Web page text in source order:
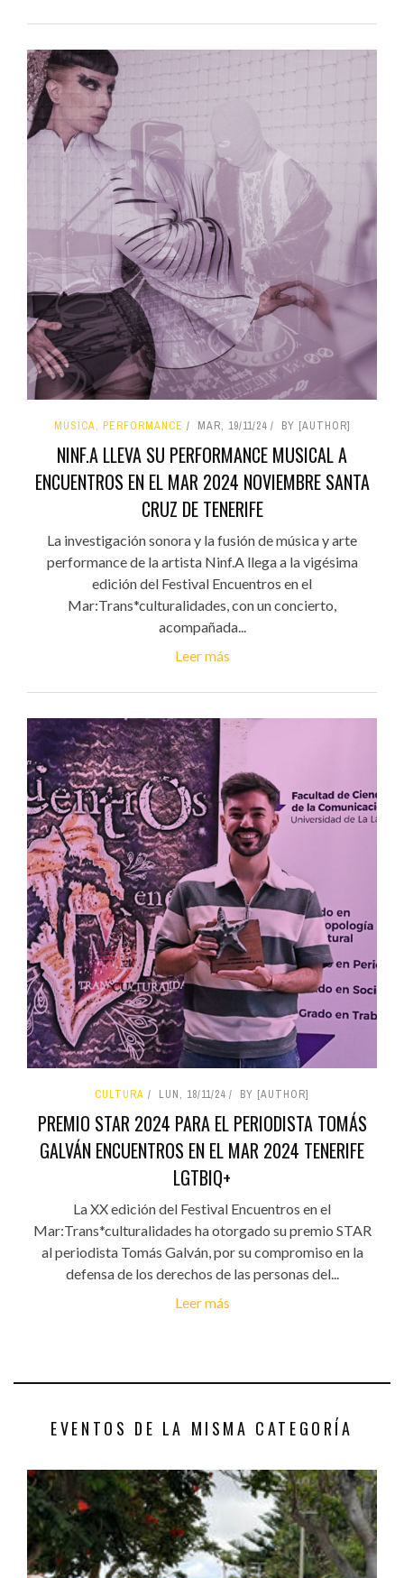
MÚSICA, PERFORMANCE MAR, 19/11/24 BY [AUTHOR]
NINF.A LLEVA SU PERFORMANCE MUSICAL A
ENCUENTROS EN EL MAR 2024 NOVIEMBRE SANTA
CRUZ DE TENERIFE
La investigación sonora y la fusión de música y arte
performance de la artista Ninf.A llega a la vigésima
edición del Festival Encuentros en el
Mar:Trans*culturalidades, con un concierto,
acompañada...
Leer más
CULTURA LUN, 18/11/24 BY [AUTHOR]
PREMIO STAR 2024 PARA EL PERIODISTA TOMÁS
GALVÁN ENCUENTROS EN EL MAR 2024 TENERIFE
LGTBIQ+
La XX edición del Festival Encuentros en el
Mar:Trans*culturalidades ha otorgado su premio STAR
al periodista Tomás Galván, por su compromiso en la
defensa de los derechos de las personas del...
Leer más
EVENTOS DE LA MISMA CATEGORÍA